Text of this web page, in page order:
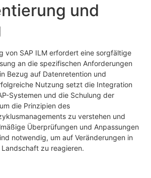
und
von SAP ILM erfordert eine sorgfältige
an die spezifischen Anforderungen
Bezug auf Datenretention und
Nutzung setzt die Integration
Systemen und die Schulung der
die Prinzipien des
zu verstehen und
Überprüfungen und Anpassungen
notwendig, um auf Veränderungen in
zu reagieren.